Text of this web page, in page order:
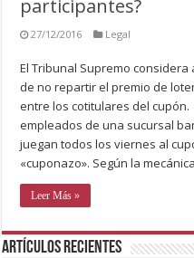
participantes?
27/12/2016 Legal
El Tribunal Supremo
de no repartir el premio de
entre los cotitulares del
empleados de una sucursal
juegan todos los viernes al
«cuponazo». Según la
Leer Más »
Artículos recientes